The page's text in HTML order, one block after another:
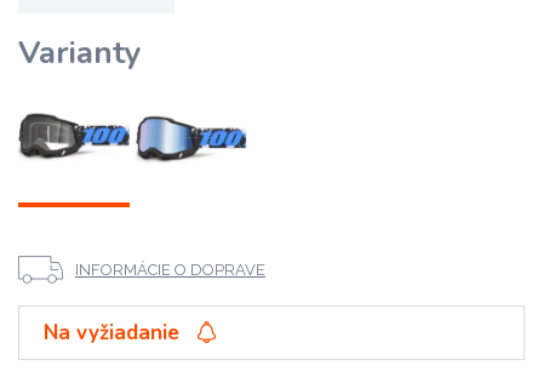
Varianty
INFORMÁCIE O DOPRAVE
Na vyžiadanie